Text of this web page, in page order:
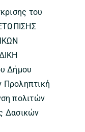
του
Δήμου
Προληπτική
πολιτών
Δασικών